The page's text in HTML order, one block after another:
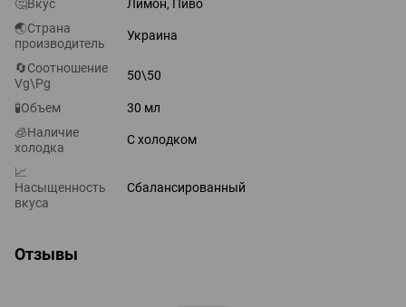
🤔Вкус
Лимон, Пиво
🌏Страна
производитель
Украина
🔄Соотношение
Vg\Pg
50\50
🧪Объем
30 мл
🧊Наличие
холодка
С холодком
📈
Насыщенность
вкуса
Сбалансированный
Отзывы